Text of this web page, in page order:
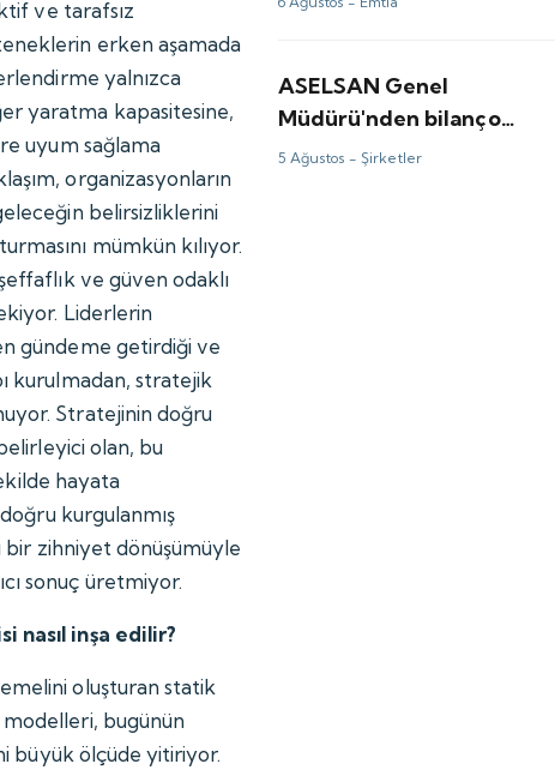
ve tarafsız
erken aşamada
yalnızca
yaratma kapasitesine,
uyum sağlama
organizasyonların
belirsizliklerini
mümkün kılıyor.
ve güven odaklı
Liderlerin
gündeme getirdiği ve
kurulmadan, stratejik
Stratejinin doğru
olan, bu
hayata
kurgulanmış
zihniyet dönüşümüyle
sonuç üretmiyor.
nasıl inşa edilir?
oluşturan statik
bugünün
büyük ölçüde yitiriyor.
ASELSAN Genel
Müdürü'nden bilanço
değerlendirmesi
5 Ağustos - Şirketler